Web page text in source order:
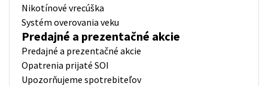
Nikotínové vrecúška
Systém overovania veku
Predajné a prezentačné akcie
Predajné a prezentačné akcie
Opatrenia prijaté SOI
Upozorňujeme spotrebiteľov